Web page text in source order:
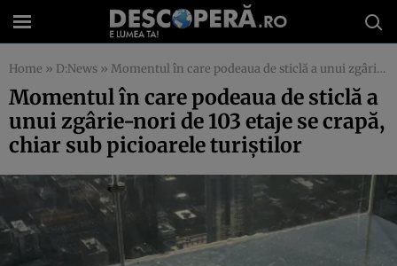
Home » D:News » Momentul în care podeaua de sticlă a unui zgârie-nori de 103 etaje se crapă, chiar sub picioarele turiştilor
Momentul în care podeaua de sticlă a
unui zgârie-nori de 103 etaje se crapă,
chiar sub picioarele turiştilor